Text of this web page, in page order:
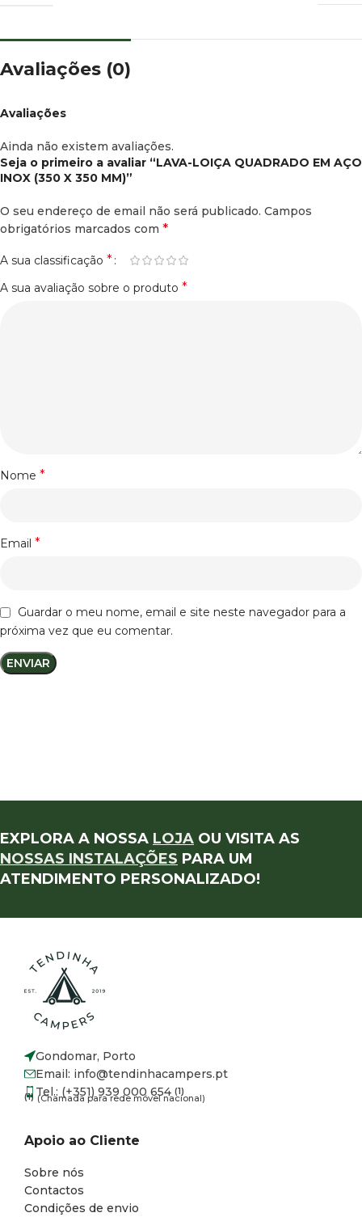
Avaliações (0)
Avaliações
Ainda não existem avaliações.
Seja o primeiro a avaliar “LAVA-LOIÇA QUADRADO EM AÇO
INOX (350 X 350 MM)”
O seu endereço de email não será publicado. Campos
obrigatórios marcados com *
A sua classificação *
A sua avaliação sobre o produto *
Nome *
Email *
Guardar o meu nome, email e site neste navegador para a
próxima vez que eu comentar.
EXPLORA A NOSSA LOJA OU VISITA AS
NOSSAS INSTALAÇÕES PARA UM
ATENDIMENTO PERSONALIZADO!
Gondomar, Porto
Email: info@tendinhacampers.pt
Tel.: (+351) 939 000 654 (1)
(1) (Chamada para rede móvel nacional)
Apoio ao Cliente
Sobre nós
Contactos
Condições de envio